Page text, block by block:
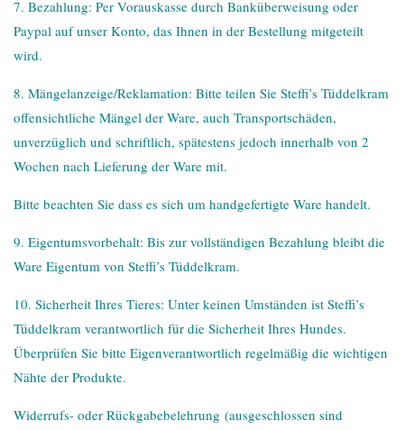
7. Bezahlung: Per Vorauskasse durch Banküberweisung oder
Paypal auf unser Konto, das Ihnen in der Bestellung mitgeteilt
wird.
8. Mängelanzeige/Reklamation: Bitte teilen Sie Steffi’s Tüddelkram
offensichtliche Mängel der Ware, auch Transportschäden,
unverzüglich und schriftlich, spätestens jedoch innerhalb von 2
Wochen nach Lieferung der Ware mit.
Bitte beachten Sie dass es sich um handgefertigte Ware handelt.
9. Eigentumsvorbehalt: Bis zur vollständigen Bezahlung bleibt die
Ware Eigentum von Steffi’s Tüddelkram.
10. Sicherheit Ihres Tieres: Unter keinen Umständen ist Steffi’s
Tüddelkram verantwortlich für die Sicherheit Ihres Hundes.
Überprüfen Sie bitte Eigenverantwortlich regelmäßig die wichtigen
Nähte der Produkte.
Widerrufs- oder Rückgabebelehrung (ausgeschlossen sind